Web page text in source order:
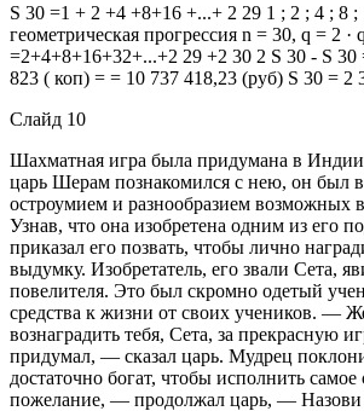
S 30 =1 + 2 +4 +8+16 +...+ 2 29 1 ; 2 ; 4 ; 8 ;
геометрическая прогрессия n = 30, q = 2 ·
=2+4+8+16+32+...+2 29 +2 30 2 S 30 - S 30
823 ( коп) = = 10 737 418,23 (руб) S 30 = 2
Слайд 10
Шахматная игра была придумана в
царь Шерам познакомился с нею, он был
остроумием и разнообразием возможных
Узнав, что она изобретена одним из его
приказал его позвать, чтобы лично
выдумку. Изобретатель, его звали Сета,
повелителя. Это был скромно одетый
средства к жизни от своих учеников. —
вознаградить тебя, Сета, за прекрасную
придумал, — сказал царь. Мудрец
достаточно богат, чтобы исполнить самое
пожелание, — продолжал царь, — Назови